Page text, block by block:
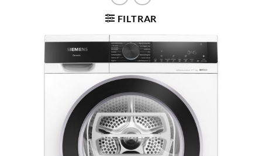
FILTRAR